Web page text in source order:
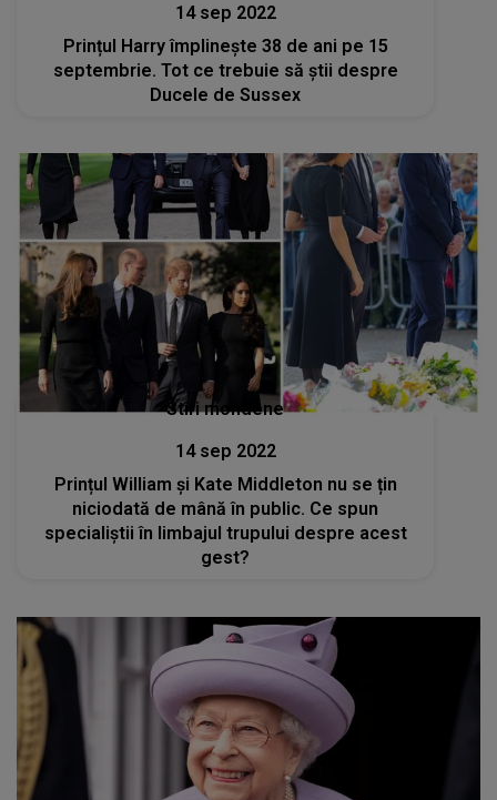
14 sep 2022
Prințul Harry împlinește 38 de ani pe 15
septembrie. Tot ce trebuie să știi despre
Ducele de Sussex
Stiri mondene
14 sep 2022
Prințul William și Kate Middleton nu se țin
niciodată de mână în public. Ce spun
specialiștii în limbajul trupului despre acest
gest?